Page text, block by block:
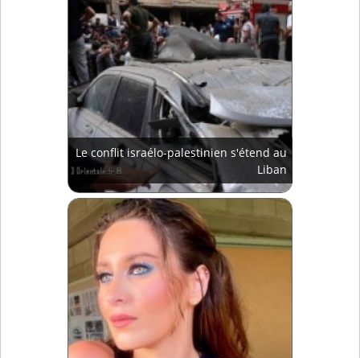
Le conflit israélo-palestinien s'étend au
Liban